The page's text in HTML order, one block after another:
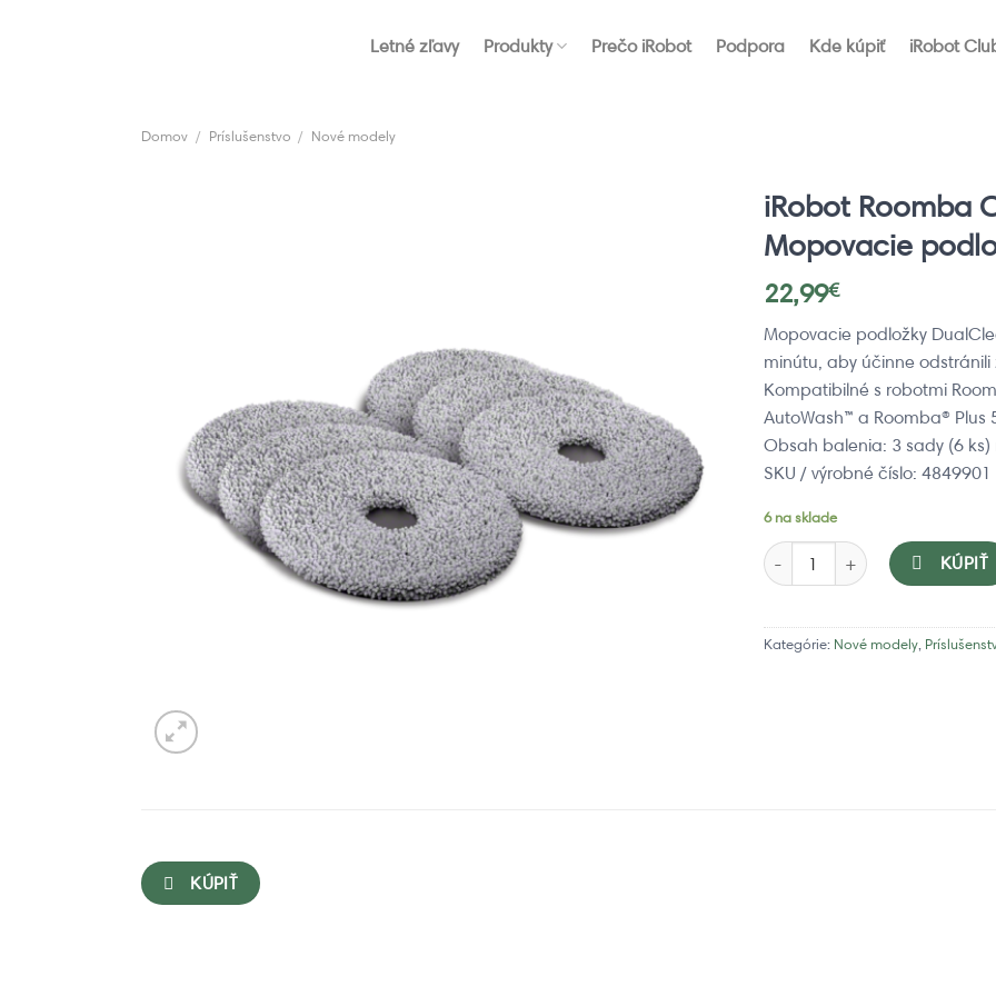
Letné zľavy Produkty Prečo iRobot Podpora Kde kúpiť iRobot
Domov / Príslušenstvo / Nové modely
iRobot Roomba
Mopovacie
22,99€
Mopovacie podložky
minútu, aby účinne odstránili
Kompatibilné s robotmi
AutoWash™ a Roomba®
Obsah balenia: 3 sady (6
SKU / výrobné číslo: 4849901
6 na sklade
množstvo iRobot RoombaKÚPIŤ
Kategórie: Nové modely,
KÚPIŤ